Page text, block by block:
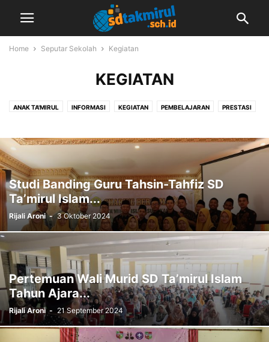
Home Seputar Sekolah Kegiatan
KEGIATAN
ANAK TA'MIRUL INFORMASI KEGIATAN PEMBELAJARAN PRESTASI
Studi Banding Guru Tahsin-Tahfiz SD
Ta’mirul Islam...
Rijali Aroni - 3 Oktober 2024
Pertemuan Wali Murid SD Ta’mirul Islam
Tahun Ajara...
Rijali Aroni - 21 September 2024